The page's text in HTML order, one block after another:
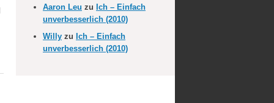
Aaron Leu zu Ich – Einfach
unverbesserlich (2010)
Willy zu Ich – Einfach
unverbesserlich (2010)